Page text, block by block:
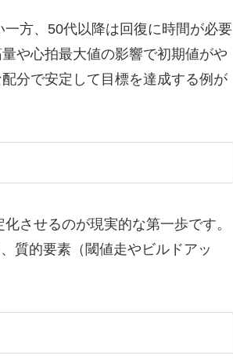
方、50代以降は回復に時間が必要
や心拍最大値の影響で初期値がや
分で安定して目標を達成する例が
させるのが現実的な第一歩です。
質的要素（閾値走やビルドアッ